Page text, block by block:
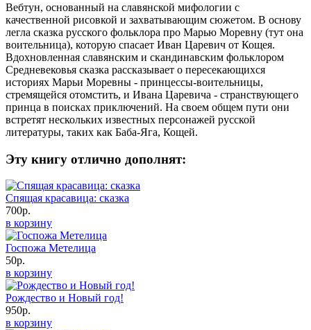
Вебтун, основанный на славянской мифологии с
качественной рисовкой и захватывающим сюжетом. В основу
легла сказка русского фольклора про Марью Моревну (тут она
воительница), которую спасает Иван Царевич от Кощея.
Вдохновленная славянским и скандинавским фольклором
Средневековья сказка рассказывает о пересекающихся
историях Марьи Моревны - принцессы-воительницы,
стремящейся отомстить, и Ивана Царевича - странствующего
принца в поисках приключений. На своем общем пути они
встретят нескольких известных персонажей русской
литературы, таких как Баба-Яга, Кощей.
Эту книгу отлично дополнят:
Спящая красавица: сказка
700р.
в корзину
Госпожа Метелица
50р.
в корзину
Рождество и Новый год!
950р.
в корзину